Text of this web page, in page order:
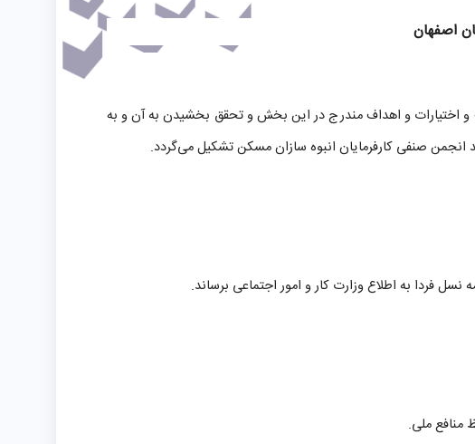
اصفهان
و اختیارات و اهداف مندرج در این بخش و تحقق بخشیدن به آن و به
انجمن صنفی کارفرمایان انبوه سازان مسکن تشکیل می‌گردد.
فردا به اطلاع وزارت کار و امور اجتماعی برساند.